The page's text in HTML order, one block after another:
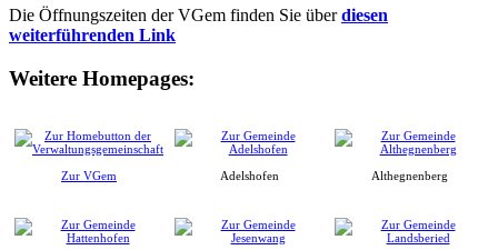
Die Öffnungszeiten der VGem finden Sie überdiesen
weiterführenden Link
Weitere Homepages:
Zur VGem Adelshofen Althegnenberg